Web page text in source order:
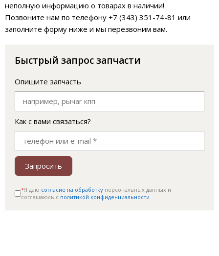
неполную информацию о товарах в наличии!
Позвоните нам по телефону +7 (343) 351-74-81 или
заполните форму ниже и мы перезвоним вам.
Быстрый запрос запчасти
Опишите запчасть
Как с вами связаться?
Запросить
*Я даю согласие на обработку персональных данных и
соглашаюсь c политикой конфиденциальности